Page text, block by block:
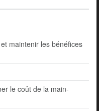
maintenir les bénéfices
le coût de la main-